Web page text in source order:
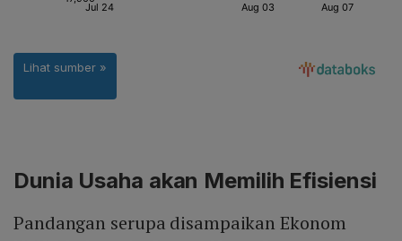
Dunia Usaha akan Memilih Efisiensi
Pandangan serupa disampaikan Ekonom